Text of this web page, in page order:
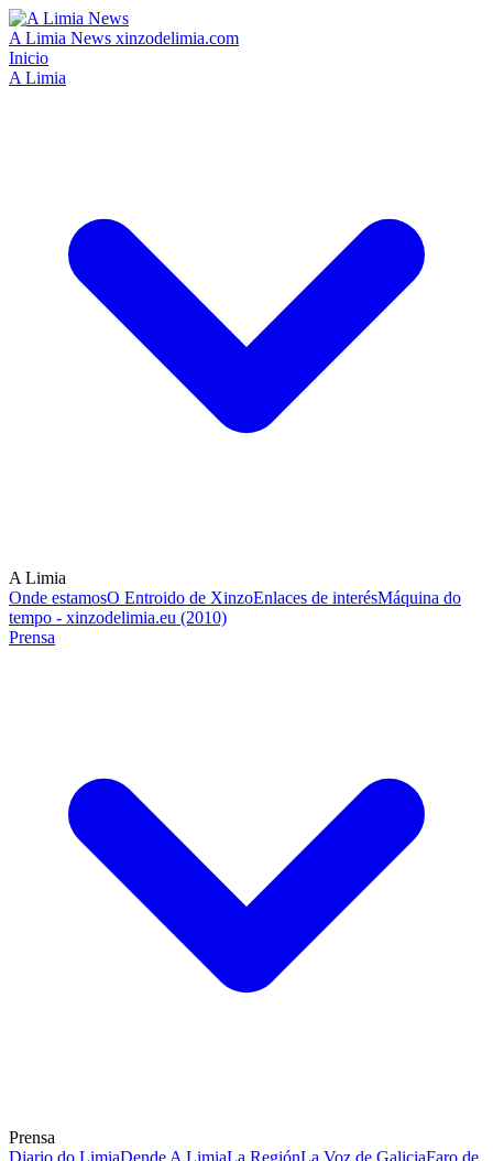
A Limia News xinzodelimia.com
Inicio
A Limia
A Limia
Onde estamosO Entroido de XinzoEnlaces de interésMáquina do
tempo - xinzodelimia.eu (2010)
Prensa
Prensa
Diario do LimiaDende A LimiaLa RegiónLa Voz de GaliciaFaro de